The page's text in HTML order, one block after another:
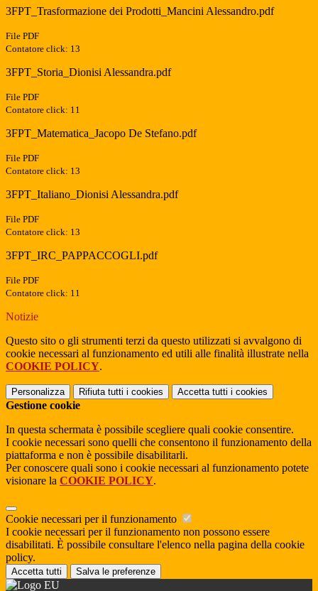
3FPT_Trasformazione dei Prodotti_Mancini Alessandro.pdf
File PDF
Contatore click: 13
3FPT_Storia_Dionisi Alessandra.pdf
File PDF
Contatore click: 11
3FPT_Matematica_Jacopo De Stefano.pdf
File PDF
Contatore click: 13
3FPT_Italiano_Dionisi Alessandra.pdf
File PDF
Contatore click: 13
3FPT_IRC_PAPPACCOGLI.pdf
File PDF
Contatore click: 11
Notizie
Questo sito o gli strumenti terzi da questo utilizzati si avvalgono di
cookie necessari al funzionamento ed utili alle finalità illustrate nella
COOKIE POLICY.
Personalizza Rifiuta tutti i cookies Accetta tutti i cookies
Gestione cookie
In questa schermata è possibile scegliere quali cookie consentire.
I cookie necessari sono quelli che consentono il funzionamento della
piattaforma e non è possibile disabilitarli.
Per conoscere quali sono i cookie necessari al funzionamento potete
visionare la COOKIE POLICY.
Cookie necessari per il funzionamento
I cookie necessari per il funzionamento non possono essere
disabilitati. È possibile consultare l'elenco nella pagina della cookie
policy.
Accetta tutti Salva le preferenze